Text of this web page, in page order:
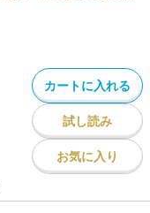
カートに入れる
試し読み
お気に入り